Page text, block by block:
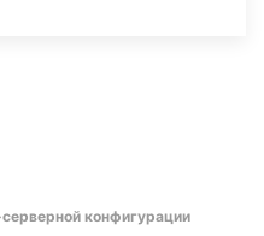
конфигурации